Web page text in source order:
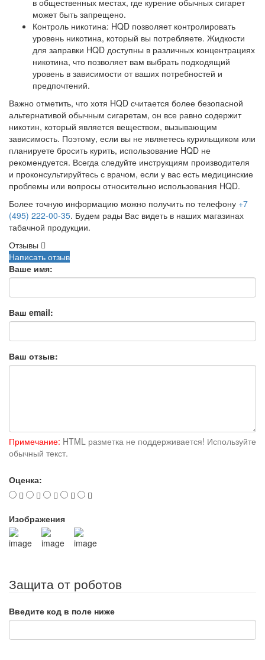
в общественных местах, где курение обычных сигарет
может быть запрещено.
Контроль никотина: HQD позволяет контролировать
уровень никотина, который вы потребляете. Жидкости
для заправки HQD доступны в различных концентрациях
никотина, что позволяет вам выбрать подходящий
уровень в зависимости от ваших потребностей и
предпочтений.
Важно отметить, что хотя HQD считается более безопасной
альтернативой обычным сигаретам, он все равно содержит
никотин, который является веществом, вызывающим
зависимость. Поэтому, если вы не являетесь курильщиком или
планируете бросить курить, использование HQD не
рекомендуется. Всегда следуйте инструкциям производителя
и проконсультируйтесь с врачом, если у вас есть медицинские
проблемы или вопросы относительно использования HQD.
Более точную информацию можно получить по телефону +7
(495) 222-00-35. Будем рады Вас видеть в наших магазинах
табачной продукции.
Отзывы
Написать отзыв
Ваше имя:
Ваш email:
Ваш отзыв:
Примечание: HTML разметка не поддерживается! Используйте
обычный текст.
Оценка:
Изображения
Защита от роботов
Введите код в поле ниже